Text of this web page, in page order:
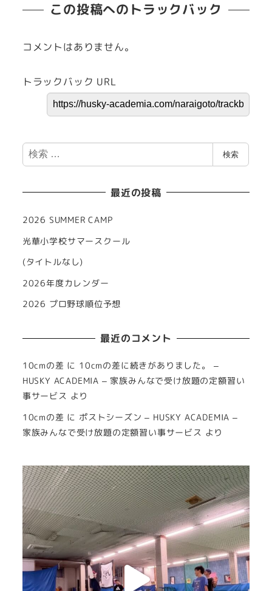
この投稿へのトラックバック
コメントはありません。
トラックバック URL
検
索
検索
最近の投稿
2026 SUMMER CAMP
光華小学校サマースクール
(タイトルなし)
2026年度カレンダー
2026 プロ野球順位予想
最近のコメント
10cmの差 に 10cmの差に続きがありました。 –
HUSKY ACADEMIA – 家族みんなで受け放題の定額習い
事サービス より
10cmの差 に ポストシーズン – HUSKY ACADEMIA –
家族みんなで受け放題の定額習い事サービス より